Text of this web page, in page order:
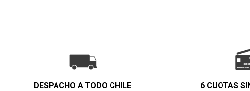
DESPACHO A TODO CHILE 6 CUOTAS